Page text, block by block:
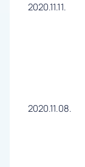
2020.11.11.
2020.11.08.